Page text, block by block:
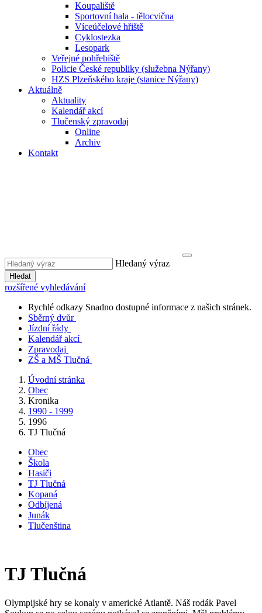
Koupaliště
Sportovní hala - tělocvična
Víceúčelové hřiště
Cyklostezka
Lesopark
Veřejné pohřebiště
Policie České republiky (služebna Nýřany)
HZS Plzeňského kraje (stanice Nýřany)
Aktuálně
Aktuality
Kalendář akcí
Tlučenský zpravodaj
Online
Archiv
Kontakt
Hledaný výraz
Hledat
rozšířené vyhledávání
Rychlé odkazy Snadno dostupné informace z našich stránek.
Sběrný dvůr
Jízdní řády
Kalendář akcí
Zpravodaj
ZŠ a MŠ Tlučná
Úvodní stránka
Obec
Kronika
1990 - 1999
1996
TJ Tlučná
Obec
Škola
Hasiči
TJ Tlučná
Kopaná
Odbíjená
Junák
Tlučenština
TJ Tlučná
Olympijské hry se konaly v americké Atlantě. Náš rodák Pavel